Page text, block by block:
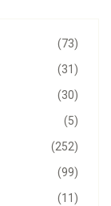
(73)
(31)
(30)
(5)
(252)
(99)
(11)